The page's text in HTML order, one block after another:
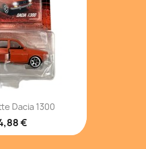
Dacia 1300
€